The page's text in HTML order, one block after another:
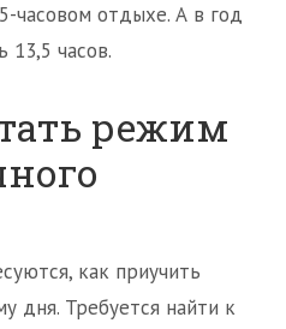
часовом отдыхе. А в год
13,5 часов.
режим
как приучить
дня. Требуется найти к